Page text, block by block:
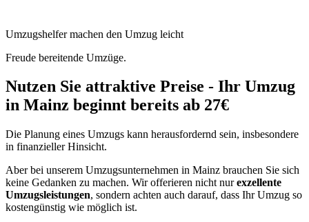
Umzugshelfer machen den Umzug leicht
Freude bereitende Umzüge.
Nutzen Sie attraktive Preise - Ihr Umzug
in Mainz beginnt bereits ab 27€
Die Planung eines Umzugs kann herausfordernd sein, insbesondere
in finanzieller Hinsicht.
Aber bei unserem Umzugsunternehmen in Mainz brauchen Sie sich
keine Gedanken zu machen. Wir offerieren nicht nurexzellente
Umzugsleistungen, sondern achten auch darauf, dass Ihr Umzug so
kostengünstig wie möglich ist.